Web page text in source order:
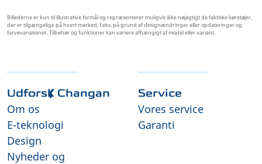
Billederne er kun til illustrative formål og repræsenterer muligvis ikke nøjagtigt de faktiske køretøjer,
der er tilgængelige på hvert marked, f.eks. på grund af designændringer eller opdateringer og
farvevariationer. Tilbehør og funktioner kan variere afhængigt af model eller variant.
Udforsk Changan
Om os
E-teknologi
Design
Nyheder og
Service
Vores service
Garanti